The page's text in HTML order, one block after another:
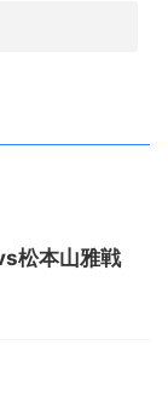
松本山雅戦